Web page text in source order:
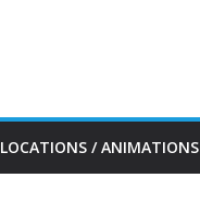
LOCATIONS / ANIMATIONS